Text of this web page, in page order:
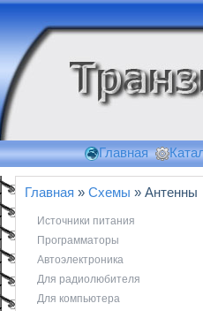
Главная
Главная » Схемы » Антенны
Источники питания
Программаторы
Автоэлектроника
Для радиолюбителя
Для компьютера